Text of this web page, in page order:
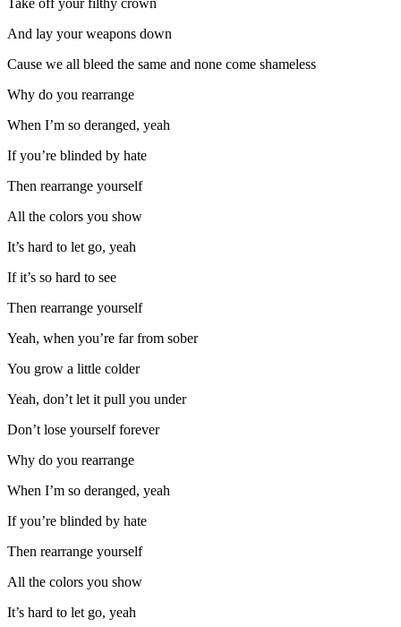
Take off your filthy crown
And lay your weapons down
Cause we all bleed the same and none come shameless
Why do you rearrange
When I’m so deranged, yeah
If you’re blinded by hate
Then rearrange yourself
All the colors you show
It’s hard to let go, yeah
If it’s so hard to see
Then rearrange yourself
Yeah, when you’re far from sober
You grow a little colder
Yeah, don’t let it pull you under
Don’t lose yourself forever
Why do you rearrange
When I’m so deranged, yeah
If you’re blinded by hate
Then rearrange yourself
All the colors you show
It’s hard to let go, yeah